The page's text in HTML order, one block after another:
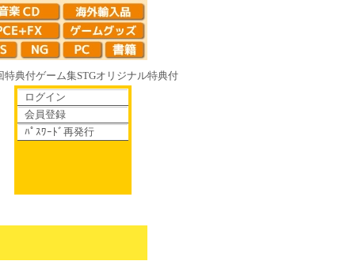
特典付ゲーム集STGオリジナル特典付
ログイン
会員登録
ﾊﾟｽﾜｰﾄﾞ再発行